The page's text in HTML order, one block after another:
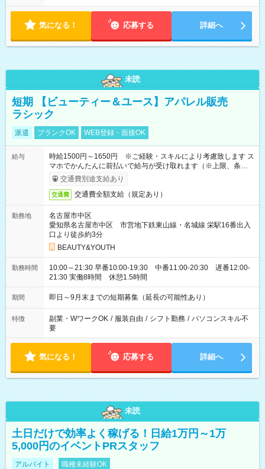
気になる！ 応募する 詳細へ
未読
短期 【ビューティー＆ユース】アパレル販売
ラシック
派遣 ブランクOK WEB登録・面接OK
給与
時給1500円～1650円 ※ご経験・スキルにより考慮致します ス
マホでかんたんに前払いで給与が受け取れます（※上限、条件
あり）交通費別途支給あり
交通費 交通費全額支給（規定あり）
勤務地
名古屋市中区
愛知県名古屋市中区 市営地下鉄東山線・名城線 栄駅16番出入
口より徒歩約3分
BEAUTY&YOUTH
勤務時間
10:00～21:30 早番10:00-19:30 中番11:00-20:30 遅番12:00-
21:30 実働8時間 休憩1.5時間
期間 即日～9月末までの短期募集（延長の可能性あり）
特徴 副業・WワークOK / 服装自由 / シフト勤務 / パソコンスキル不
要
気になる！ 応募する 詳細へ
未読
土日だけで効率よく稼げる！日給1万円～1万
5,000円のイベントPRスタッフ
アルバイト 職種未経験OK